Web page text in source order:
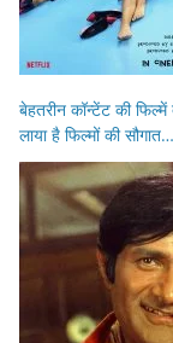
बेहतरीन कॉन्टेंट की
लाया है फिल्मों की